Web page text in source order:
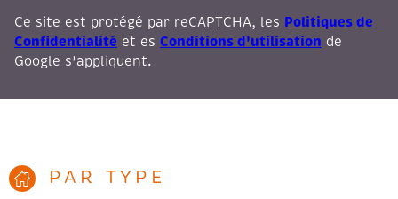
Ce site est protégé par reCAPTCHA, les Politiques de
Confidentialité et es Conditions d'utilisation de
Google s'appliquent.
PAR TYPE